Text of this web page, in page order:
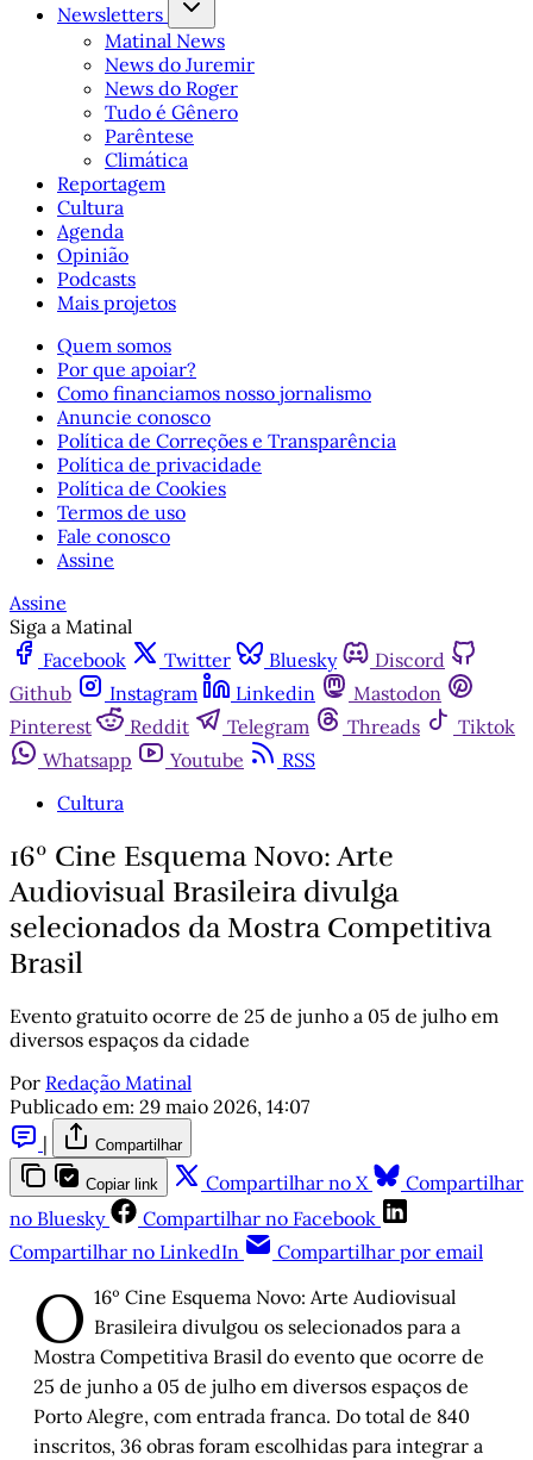
Newsletters
Matinal News
News do Juremir
News do Roger
Tudo é Gênero
Parêntese
Climática
Reportagem
Cultura
Agenda
Opinião
Podcasts
Mais projetos
Quem somos
Por que apoiar?
Como financiamos nosso jornalismo
Anuncie conosco
Política de Correções e Transparência
Política de privacidade
Política de Cookies
Termos de uso
Fale conosco
Assine
Assine
Siga a Matinal
Facebook
Twitter Bluesky
Discord
Github
Instagram Linkedin
Mastodon
Pinterest
Reddit Telegram Threads
Tiktok
Whatsapp
Youtube
RSS
Cultura
16º Cine Esquema Novo: Arte
Audiovisual Brasileira divulga
selecionados da Mostra Competitiva
Brasil
Evento gratuito ocorre de 25 de junho a 05 de julho em
diversos espaços da cidade
Por Redação Matinal
Publicado em: 29 maio 2026, 14:07
|
Compartilhar
Copiar link Compartilhar no X
Compartilhar
no Bluesky
Compartilhar no Facebook
Compartilhar no LinkedIn
Compartilhar por email
O 16º Cine Esquema Novo: Arte Audiovisual
Brasileira divulgou os selecionados para a
Mostra Competitiva Brasil do evento que ocorre de
25 de junho a 05 de julho em diversos espaços de
Porto Alegre, com entrada franca. Do total de 840
inscritos, 36 obras foram escolhidas para integrar a